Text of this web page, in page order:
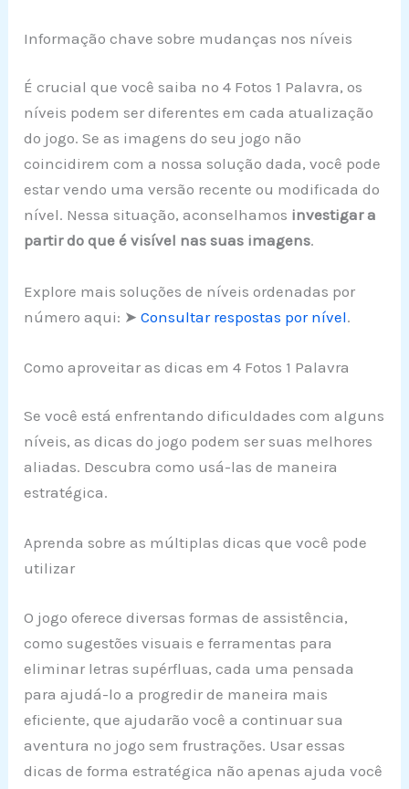
Informação chave sobre mudanças nos níveis
É crucial que você saiba no 4 Fotos 1 Palavra, os
níveis podem ser diferentes em cada atualização
do jogo. Se as imagens do seu jogo não
coincidirem com a nossa solução dada, você pode
estar vendo uma versão recente ou modificada do
nível. Nessa situação, aconselhamos investigar a
partir do que é visível nas suas imagens.
Explore mais soluções de níveis ordenadas por
número aqui: ➤Consultar respostas por nível.
Como aproveitar as dicas em 4 Fotos 1 Palavra
Se você está enfrentando dificuldades com alguns
níveis, as dicas do jogo podem ser suas melhores
aliadas. Descubra como usá-las de maneira
estratégica.
Aprenda sobre as múltiplas dicas que você pode
utilizar
O jogo oferece diversas formas de assistência,
como sugestões visuais e ferramentas para
eliminar letras supérfluas, cada uma pensada
para ajudá-lo a progredir de maneira mais
eficiente, que ajudarão você a continuar sua
aventura no jogo sem frustrações. Usar essas
dicas de forma estratégica não apenas ajuda você